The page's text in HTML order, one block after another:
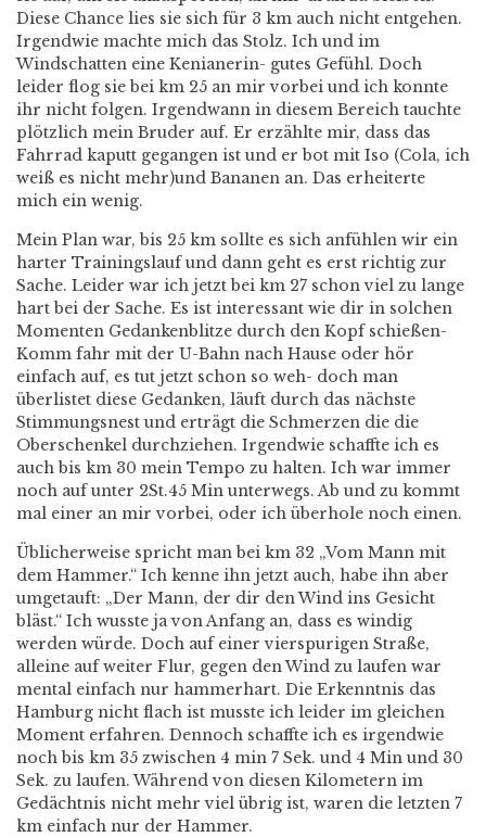
Diese Chance lies sie sich für 3 km auch nicht entgehen.
Irgendwie machte mich das Stolz. Ich und im
Windschatten eine Kenianerin- gutes Gefühl. Doch
leider flog sie bei km 25 an mir vorbei und ich konnte
ihr nicht folgen. Irgendwann in diesem Bereich tauchte
plötzlich mein Bruder auf. Er erzählte mir, dass das
Fahrrad kaputt gegangen ist und er bot mit Iso (Cola, ich
weiß es nicht mehr)und Bananen an. Das erheiterte
mich ein wenig.
Mein Plan war, bis 25 km sollte es sich anfühlen wir ein
harter Trainingslauf und dann geht es erst richtig zur
Sache. Leider war ich jetzt bei km 27 schon viel zu lange
hart bei der Sache. Es ist interessant wie dir in solchen
Momenten Gedankenblitze durch den Kopf schießen-
Komm fahr mit der U-Bahn nach Hause oder hör
einfach auf, es tut jetzt schon so weh- doch man
überlistet diese Gedanken, läuft durch das nächste
Stimmungsnest und erträgt die Schmerzen die die
Oberschenkel durchziehen. Irgendwie schaffte ich es
auch bis km 30 mein Tempo zu halten. Ich war immer
noch auf unter 2St.45 Min unterwegs. Ab und zu kommt
mal einer an mir vorbei, oder ich überhole noch einen.
Üblicherweise spricht man bei km 32 „Vom Mann mit
dem Hammer.“ Ich kenne ihn jetzt auch, habe ihn aber
umgetauft: „Der Mann, der dir den Wind ins Gesicht
bläst.“ Ich wusste ja von Anfang an, dass es windig
werden würde. Doch auf einer vierspurigen Straße,
alleine auf weiter Flur, gegen den Wind zu laufen war
mental einfach nur hammerhart. Die Erkenntnis das
Hamburg nicht flach ist musste ich leider im gleichen
Moment erfahren. Dennoch schaffte ich es irgendwie
noch bis km 35 zwischen 4 min 7 Sek. und 4 Min und 30
Sek. zu laufen. Während von diesen Kilometern im
Gedächtnis nicht mehr viel übrig ist, waren die letzten 7
km einfach nur der Hammer.